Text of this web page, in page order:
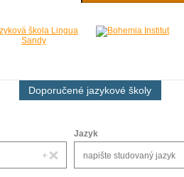
Doporučené jazykové školy
Jazyk